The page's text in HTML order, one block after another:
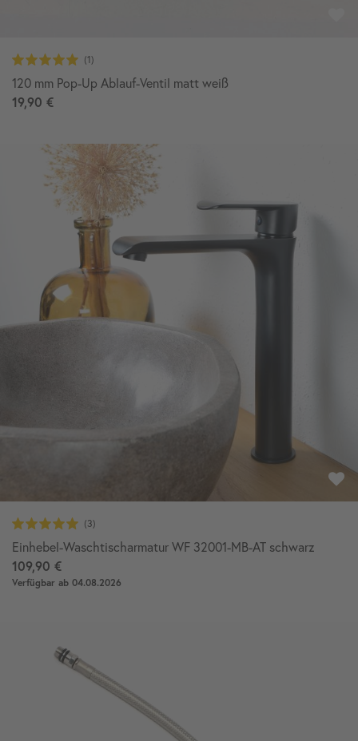
120 mm Pop-Up Ablauf-Ventil matt weiß
19,90 €
Einhebel-Waschtischarmatur WF 32001-MB-AT schwarz
109,90 €
Verfügbar ab 04.08.2026